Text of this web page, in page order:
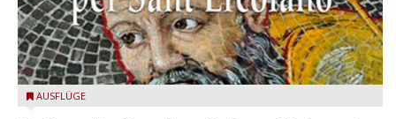
Toscolano Maderno: "Madonnari per Sant'Ercolano"
AUSFLÜGE